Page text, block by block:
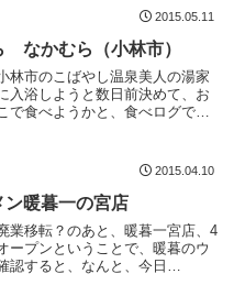
たけの丼どんこ亭のお料理のメ
2015.05.11
なかむら（小林市）
林市のこばやし温泉美人の湯家
入浴しようと数日前決めて、お
で食べようかと、食べログでチ
に見逃してしまうお店です。ぱ
公民館風建物です。...
2015.04.10
ン暖暮一の宮店
業移転？のあと、暖暮一宮店、4
ープンということで、暖暮のウ
認すると、なんと、今日